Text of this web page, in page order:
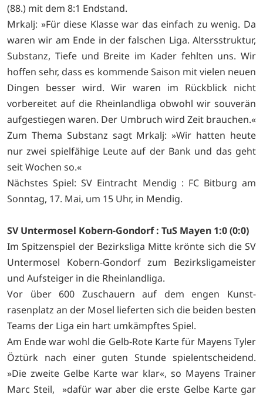
(88.) mit dem 8:1 Endstand.
Mrkalj: »Für diese Klasse war das einfach zu wenig. Da
waren wir am Ende in der falschen Liga. Altersstruktur,
Substanz, Tiefe und Breite im Kader fehlten uns. Wir
hoffen sehr, dass es kommende Saison mit vielen neuen
Dingen besser wird. Wir waren im Rückblick nicht
vorbereitet auf die Rheinlandliga obwohl wir souverän
aufgestiegen waren. Der Umbruch wird Zeit brauchen.«
Zum Thema Substanz sagt Mrkalj: »Wir hatten heute
nur zwei spielfähige Leute auf der Bank und das geht
seit Wochen so.«
Nächstes Spiel: SV Eintracht Mendig : FC Bitburg am
Sonntag, 17. Mai, um 15 Uhr, in Mendig.
SV Untermosel Kobern-Gondorf : TuS Mayen 1:0 (0:0)
Im Spitzenspiel der Bezirksliga Mitte krönte sich die SV
Untermosel Kobern-Gondorf zum Bezirksligameister
und Aufsteiger in die Rheinlandliga.
Vor über 600 Zuschauern auf dem engen Kunst-
rasenplatz an der Mosel lieferten sich die beiden besten
Teams der Liga ein hart umkämpftes Spiel.
Am Ende war wohl die Gelb-Rote Karte für Mayens Tyler
Öztürk nach einer guten Stunde spielentscheidend.
»Die zweite Gelbe Karte war klar«, so Mayens Trainer
Marc Steil, »dafür war aber die erste Gelbe Karte gar